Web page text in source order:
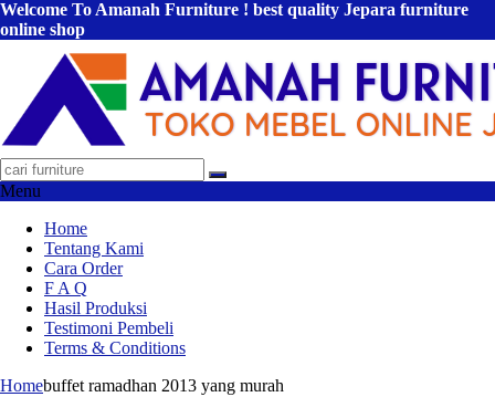
Welcome To Amanah Furniture ! best quality Jepara furniture
online shop
Menu
Home
Tentang Kami
Cara Order
F A Q
Hasil Produksi
Testimoni Pembeli
Terms & Conditions
Homebuffet ramadhan 2013 yang murah